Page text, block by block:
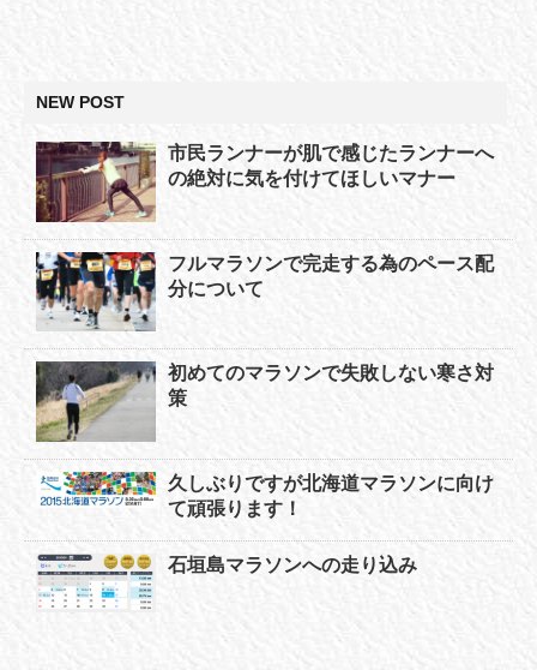
NEW POST
市民ランナーが肌で感じたランナーへ
の絶対に気を付けてほしいマナー
フルマラソンで完走する為のペース配
分について
初めてのマラソンで失敗しない寒さ対
策
久しぶりですが北海道マラソンに向け
て頑張ります！
石垣島マラソンへの走り込み